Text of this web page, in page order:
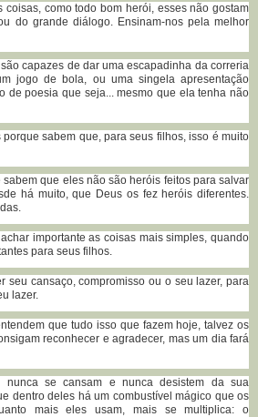
coisas, como todo bom herói, esses não gostam
do grande diálogo. Ensinam-nos pela melhor
capazes de dar uma escapadinha da correria
jogo de bola, ou uma singela apresentação
de poesia que seja... mesmo que ela tenha não
sabem que, para seus filhos, isso é muito
sabem que eles não são heróis feitos para salvar
há muito, que Deus os fez heróis diferentes.
importante as coisas mais simples, quando
para seus filhos.
seu cansaço, compromisso ou o seu lazer, para
lazer.
que tudo isso que fazem hoje, talvez os
reconhecer e agradecer, mas um dia fará
nunca se cansam e nunca desistem da sua
dentro deles há um combustível mágico que os
mais eles usam, mais se multiplica: o